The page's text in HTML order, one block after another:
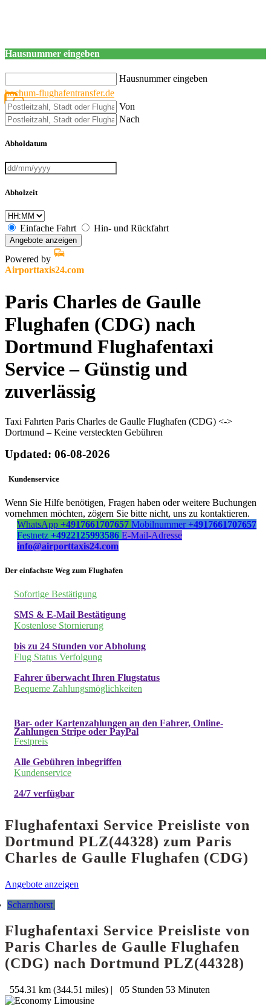
Hausnummer eingeben
Hausnummer eingeben
bochum-flughafentransfer.de
Von
Nach
Abholdatum
Abholzeit
Einfache Fahrt Hin- und Rückfahrt
Angebote anzeigen
Powered by
Airporttaxis24.com
Paris Charles de Gaulle
Flughafen (CDG) nach
Dortmund Flughafentaxi
Service – Günstig und
zuverlässig
Taxi Fahrten Paris Charles de Gaulle Flughafen (CDG) <->
Dortmund – Keine versteckten Gebühren
Updated: 06-08-2026
Kundenservice
Wenn Sie Hilfe benötigen, Fragen haben oder weitere Buchungen
vornehmen möchten, zögern Sie bitte nicht, uns zu kontaktieren.
WhatsApp +4917661707657 Mobilnummer +4917661707657
Festnetz +4922125993586 E-Mail-Adresse
info@airporttaxis24.com
Der einfachste Weg zum Flughafen
Sofortige Bestätigung
SMS & E-Mail Bestätigung
Kostenlose Stornierung
bis zu 24 Stunden vor Abholung
Flug Status Verfolgung
Fahrer überwacht Ihren Flugstatus
Bequeme Zahlungsmöglichkeiten
Bar- oder Kartenzahlungen an den Fahrer, Online-
Zahlungen Stripe oder PayPal
Festpreis
Alle Gebühren inbegriffen
Kundenservice
24/7 verfügbar
Flughafentaxi Service Preisliste von
Dortmund PLZ(44328) zum Paris
Charles de Gaulle Flughafen (CDG)
Angebote anzeigen
Scharnhorst
Flughafentaxi Service Preisliste von
Paris Charles de Gaulle Flughafen
(CDG) nach Dortmund PLZ(44328)
554.31 km (344.51 miles) | 05 Stunden 53 Minuten